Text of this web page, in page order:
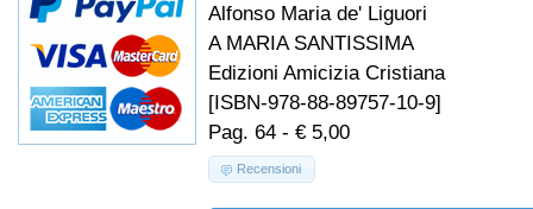
Alfonso Maria de' Liguori
A MARIA SANTISSIMA
Edizioni Amicizia Cristiana
[ISBN-978-88-89757-10-9]
Pag. 64 - € 5,00
Recensioni